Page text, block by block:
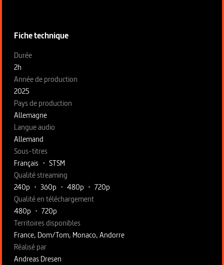
Fiche technique
Fiche technique section gauche
Durée
2h
Année de production
2025
Pays de production
Allemagne
Langue audio
Allemand
Sous-titres
Français • STSM
Qualité streaming
240p • 360p • 480p • 720p
Qualité en téléchargement
480p • 720p
Territoires disponibles
France, Dom/Tom, Monaco, Andorre
Fiche technique section droite
Réalisé par
Andreas Dresen